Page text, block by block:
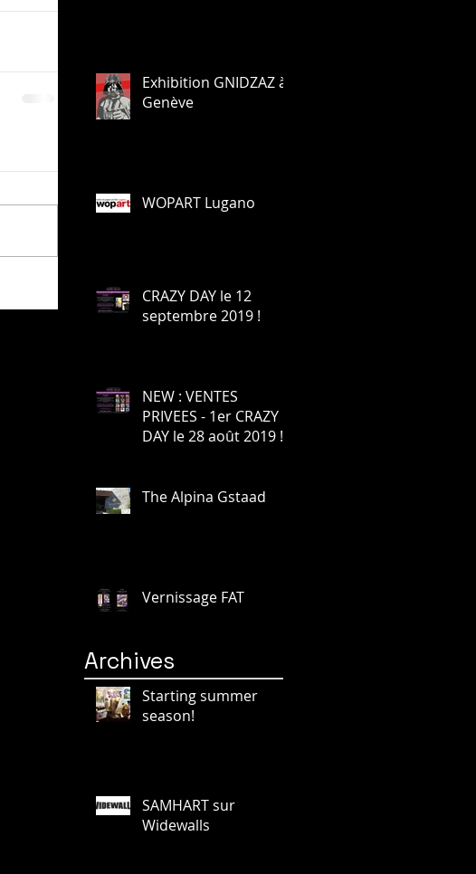
Exhibition GNIDZAZ à
Genève
WOPART Lugano
CRAZY DAY le 12
septembre 2019 !
NEW : VENTES
PRIVEES - 1er CRAZY
DAY le 28 août 2019 !
The Alpina Gstaad
Vernissage FAT
Starting summer
season!
SAMHART sur
Widewalls
Archives